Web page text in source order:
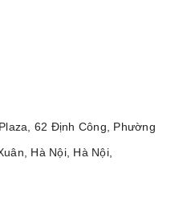
62 Định Công, Phường
Hà Nội, Hà Nội,